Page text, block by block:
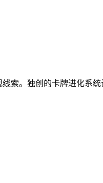
索。独创的卡牌进化系